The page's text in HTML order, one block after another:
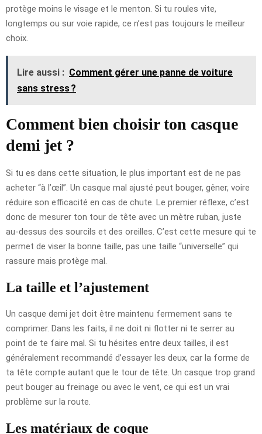
protège moins le visage et le menton. Si tu roules vite,
longtemps ou sur voie rapide, ce n’est pas toujours le meilleur
choix.
Lire aussi : Comment gérer une panne de voiture
sans stress ?
Comment bien choisir ton casque
demi jet ?
Si tu es dans cette situation, le plus important est de ne pas
acheter “à l’œil”. Un casque mal ajusté peut bouger, gêner, voire
réduire son efficacité en cas de chute. Le premier réflexe, c’est
donc de mesurer ton tour de tête avec un mètre ruban, juste
au-dessus des sourcils et des oreilles. C’est cette mesure qui te
permet de viser la bonne taille, pas une taille “universelle” qui
rassure mais protège mal.
La taille et l’ajustement
Un casque demi jet doit être maintenu fermement sans te
comprimer. Dans les faits, il ne doit ni flotter ni te serrer au
point de te faire mal. Si tu hésites entre deux tailles, il est
généralement recommandé d’essayer les deux, car la forme de
ta tête compte autant que le tour de tête. Un casque trop grand
peut bouger au freinage ou avec le vent, ce qui est un vrai
problème sur la route.
Les matériaux de coque